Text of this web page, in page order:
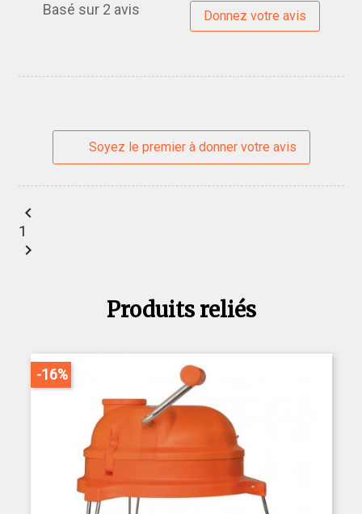
Basé sur 2 avis Donnez votre avis
Soyez le premier à donner votre avis
chevron_left
1
chevron_right
Produits reliés
-16%